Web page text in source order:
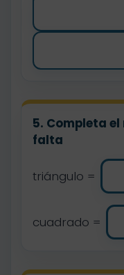
5. Completa
falta
triángulo =
cuadrado =